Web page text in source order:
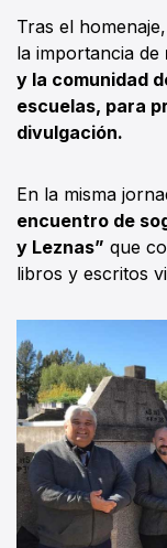
Tras el
la importancia de
y la comunidad
escuelas, para
divulgación.
En la misma
encuentro de
y Leznas” que
libros y escritos